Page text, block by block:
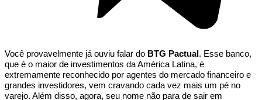
Você provavelmente já ouviu falar do BTG Pactual . Esse banco,
que é o maior de investimentos da América Latina, é
extremamente reconhecido por agentes do mercado financeiro e
grandes investidores, vem cravando cada vez mais um pé no
varejo. Além disso, agora, seu nome não para de sair em